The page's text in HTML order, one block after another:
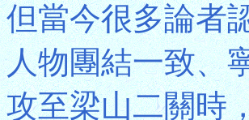
但當今很多論者
人物團結一致、
攻至梁山二關時